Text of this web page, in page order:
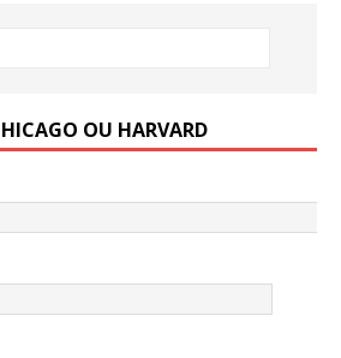
OU HARVARD